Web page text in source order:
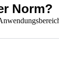
Norm?